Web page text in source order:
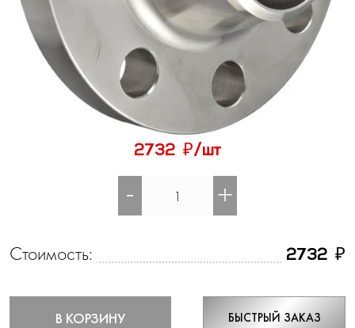
2732 ₽/шт
- +
Стоимость: 2732 ₽
В КОРЗИНУ БЫСТРЫЙ ЗАКАЗ